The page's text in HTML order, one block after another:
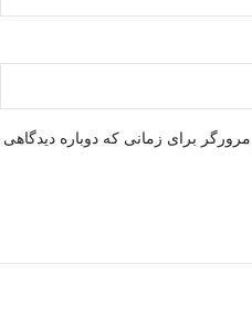
برای زمانی که دوباره دیدگاهی